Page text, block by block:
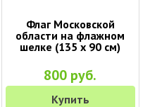
Флаг Московской
области на флажном
шелке (135 х 90 см)
800 руб.
Купить